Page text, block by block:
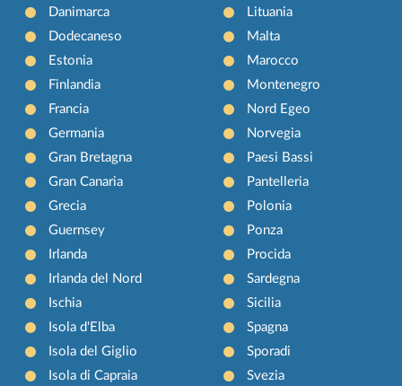
Danimarca
Dodecaneso
Estonia
Finlandia
Francia
Germania
Gran Bretagna
Gran Canaria
Grecia
Guernsey
Irlanda
Irlanda del Nord
Ischia
Isola d'Elba
Isola del Giglio
Isola di Capraia
Lituania
Malta
Marocco
Montenegro
Nord Egeo
Norvegia
Paesi Bassi
Pantelleria
Polonia
Ponza
Procida
Sardegna
Sicilia
Spagna
Sporadi
Svezia